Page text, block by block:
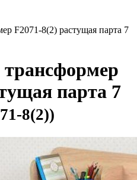
F2071-8(2) растущая парта 7
трансформер
парта 7
8(2))